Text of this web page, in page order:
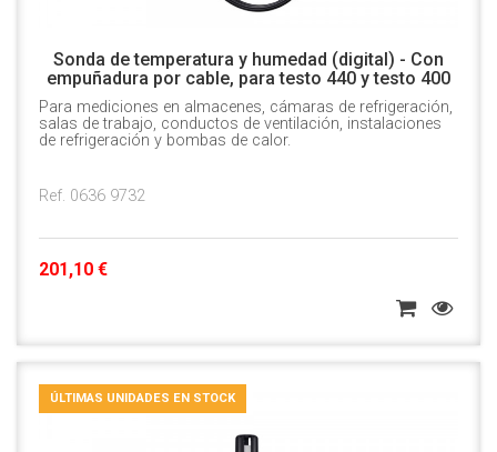
Sonda de temperatura y humedad (digital) - Con
empuñadura por cable, para testo 440 y testo 400
Para mediciones en almacenes, cámaras de refrigeración,
salas de trabajo, conductos de ventilación, instalaciones
de refrigeración y bombas de calor.
Ref. 0636 9732
201,10 €
ÚLTIMAS UNIDADES EN STOCK